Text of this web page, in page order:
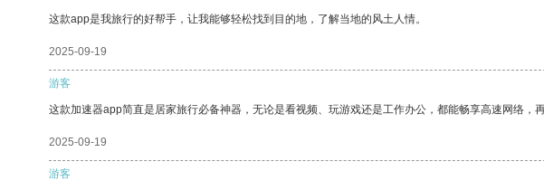
这款app是我旅行的好帮手，让我能够轻松找到目的地，了解当地的风土人情。
2025-09-19
游客
这款加速器app简直是居家旅行必备神器，无论是看视频、玩游戏还是工作办公，都能畅享高速网络
2025-09-19
游客